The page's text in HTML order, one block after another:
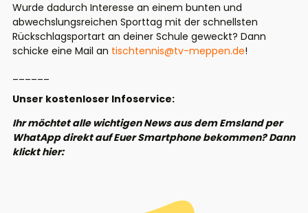
Wurde dadurch Interesse an einem bunten und
abwechslungsreichen Sporttag mit der schnellsten
Rückschlagsportart an deiner Schule geweckt? Dann
schicke eine Mail an tischtennis@tv-meppen.de!
Unser kostenloser Infoservice:
Ihr möchtet alle wichtigen News aus dem Emsland per
WhatApp direkt auf Euer Smartphone bekommen? Dann
klickt hier: